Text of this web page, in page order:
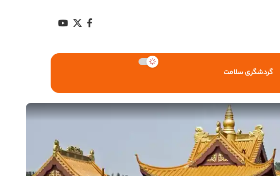
گردشگری سلامت